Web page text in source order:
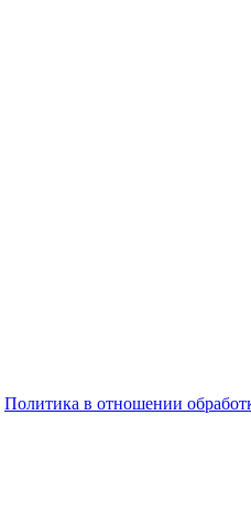
Политика в отношении